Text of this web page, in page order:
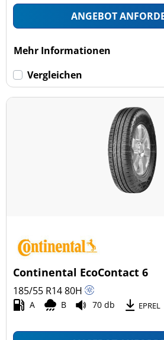
ANGEBOT
Mehr Informationen
Vergleichen
Continental EcoContact 6
185/55 R1480H
A B 70 db EPREL